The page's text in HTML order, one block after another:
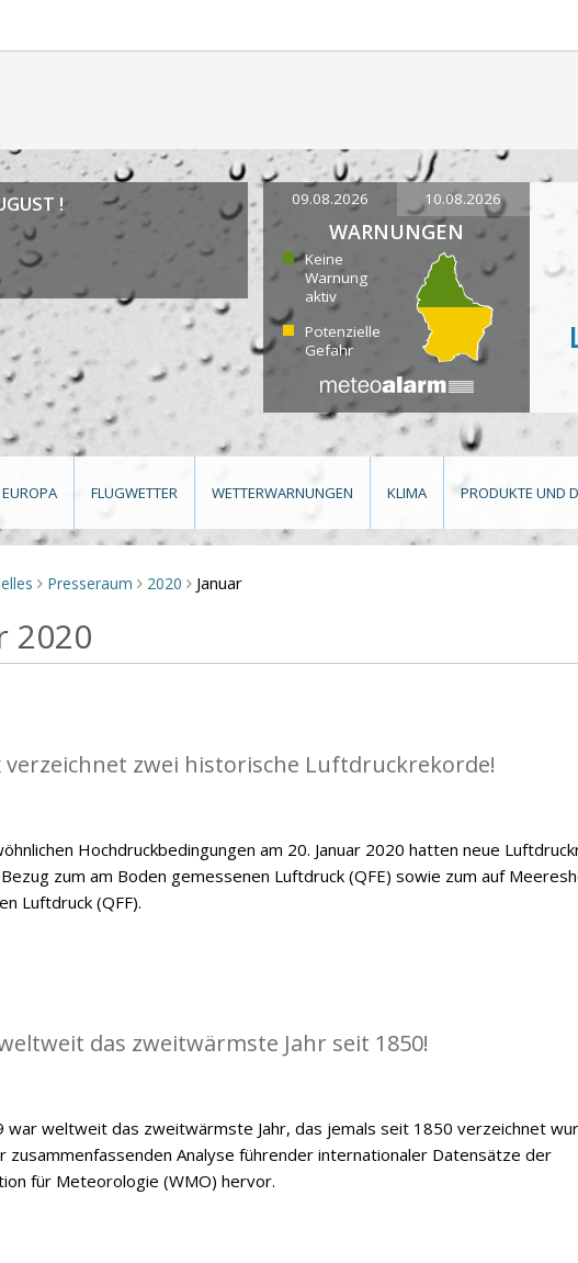
! 09.08.2026 10.08.2026
WARNUNGEN
Keine
Warnung
aktiv
Potenzielle
Gefahr
FLUGWETTER WETTERWARNUNGEN KLIMA PRODUKTE UND
> Presseraum > 2020 > Januar
2020
verzeichnet zwei historische Luftdruckrekorde!
Hochdruckbedingungen am 20. Januar 2020 hatten neue
zum am Boden gemessenen Luftdruck (QFE) sowie zum auf
Luftdruck (QFF).
das zweitwärmste Jahr seit 1850!
war weltweit das zweitwärmste Jahr, das jemals seit 1850 verzeichnet
zusammenfassenden Analyse führender internationaler Datensätze der
für Meteorologie (WMO) hervor.